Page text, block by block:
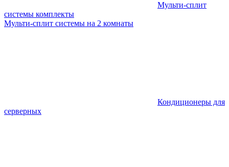
Мульти-сплит
системы комплекты
Мульти-сплит системы на 2 комнаты
Кондиционеры для
серверных